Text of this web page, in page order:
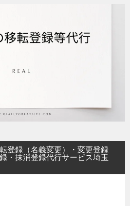
登録（名義変更）・変更登録
録・抹消登録代行サービス埼玉